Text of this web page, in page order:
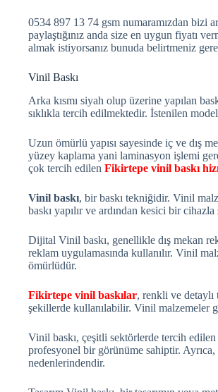
0534 897 13 74 gsm numaramızdan bizi
paylaştığınız anda size en uygun fiyatı
almak istiyorsanız bunuda belirtmeniz
Vinil Baskı
Arka kısmı siyah olup üzerine yapılan
sıklıkla tercih edilmektedir. İstenilen
Uzun ömürlü yapısı sayesinde iç ve dış
yüzey kaplama yani laminasyon işlemi
çok tercih edilen Fikirtepe vinil baskı
Vinil baskı, bir baskı tekniğidir. Vinil
baskı yapılır ve ardından kesici bir
Dijital Vinil baskı, genellikle dış mekan
reklam uygulamasında kullanılır. Vinil
ömürlüdür.
Fikirtepe vinil baskılar, renkli ve detaylı
şekillerde kullanılabilir. Vinil malzemeler
Vinil baskı, çeşitli sektörlerde tercih
profesyonel bir görünüme sahiptir.
nedenlerindendir.